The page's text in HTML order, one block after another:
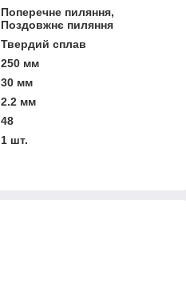
Поперечне пиляння,
Поздовжнє пиляння
Твердий сплав
250 мм
30 мм
2.2 мм
48
1 шт.